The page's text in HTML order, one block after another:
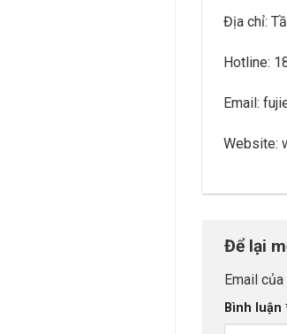
Địa chỉ:
Hotline:
Email:
Website:
Để lại
Email
Bình luận